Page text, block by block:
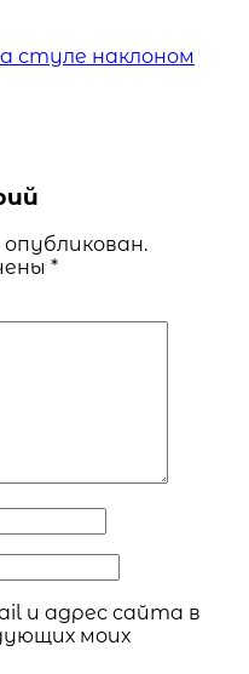
стуле наклоном
*
и адрес сайта в
моих